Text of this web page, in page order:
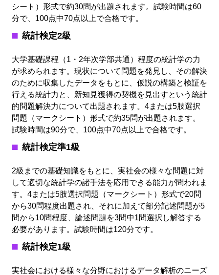
シート）形式で約30問が出題されます。試験時間は60
分で、100点中70点以上で合格です。
統計検定2級
大学基礎課程（1・2年次学部共通）程度の統計学の力
が求められます。現状について問題を発見し、その解決
のために収集したデータをもとに、仮説の構築と検証を
行える統計力と、新知見獲得の契機を見出すという統計
的問題解決力について出題されます。4または5肢選択
問題（マークシート）形式で約35問が出題されます。
試験時間は90分で、100点中70点以上で合格です。
統計検定準1級
2級までの基礎知識をもとに、実社会の様々な問題に対
して適切な統計学の諸手法を応用できる能力が問われま
す。4または5肢選択問題（マークシート）形式で20問
から30問程度出題され、それに加えて部分記述問題が5
問から10問程度、論述問題を3問中1問選択し解答する
必要があります。試験時間は120分です。
統計検定1級
実社会における様々な分野におけるデータ解析のニーズ